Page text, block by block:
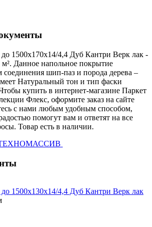
1500х170х14/4,4 Дуб Кантри Верк лак -
м². Данное напольное покрытие
шип-паз и порода дерева –
Натуральный тон и тип фаски
купить в интернет-магазине Паркет
Флекс, оформите заказ на сайте
с нами любым удобным способом,
помогут вам и ответят на все
Товар есть в наличии.
ТЕХНОМАССИВ
1500х130х14/4,4 Дуб Кантри Верк лак